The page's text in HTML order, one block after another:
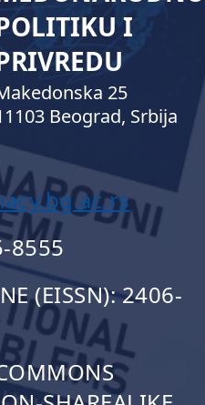
I
25
Beograd, Srbija
8555
(EISSN): 2406-